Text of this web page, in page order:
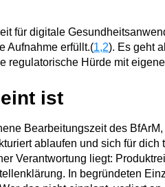
für digitale
Aufnahme erfüllt.(1,2). Es geht
regulatorische Hürde mit
ist
Bearbeitungszeit des
ablaufen und sich für dich
Verantwortung liegt:
In begründeten